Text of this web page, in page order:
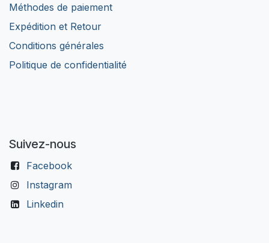
Méthodes de paiement
Expédition et Retour
Conditions générales
Politique de confidentialité
Suivez-nous
Facebook
Instagram
Linkedin